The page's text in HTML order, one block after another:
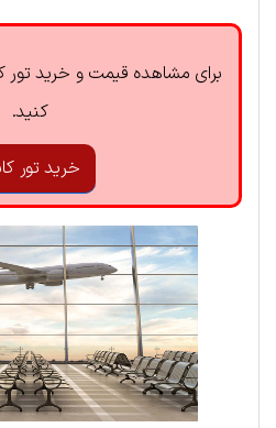
برای مشاهده قیمت و خرید تور
کنید.
خرید تور